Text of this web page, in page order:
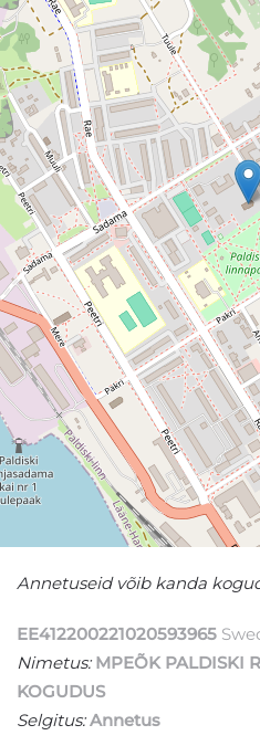
Annetuseid võib kanda
EE412200221020593965
Nimetus: MPEÕK PALDISKI
KOGUDUS
Selgitus: Annetus